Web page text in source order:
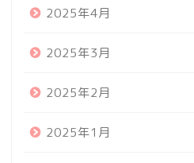
2025年4月
2025年3月
2025年2月
2025年1月